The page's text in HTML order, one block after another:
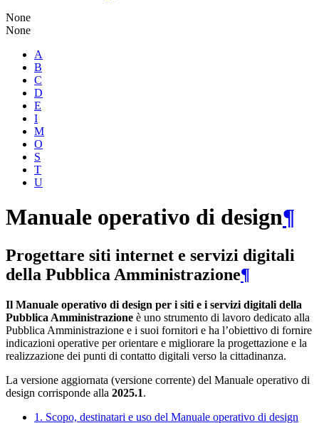
None
None
A
B
C
D
E
I
M
O
S
T
U
Manuale operativo di design¶
Progettare siti internet e servizi digitali
della Pubblica Amministrazione¶
Il Manuale operativo di design per i siti e i servizi digitali della
Pubblica Amministrazione è uno strumento di lavoro dedicato alla
Pubblica Amministrazione e i suoi fornitori e ha l’obiettivo di fornire
indicazioni operative per orientare e migliorare la progettazione e la
realizzazione dei punti di contatto digitali verso la cittadinanza.
La versione aggiornata (versione corrente) del Manuale operativo di
design corrisponde alla 2025.1.
1. Scopo, destinatari e uso del Manuale operativo di design